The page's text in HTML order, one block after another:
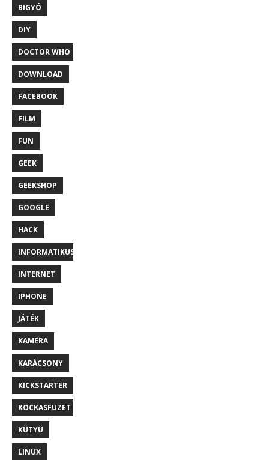
BIGYÓ
DIY
DOCTOR WHO
DOWNLOAD
FACEBOOK
FILM
FUN
GEEK
GEEKSHOP
GOOGLE
HACK
INFORMATIKUS
INTERNET
IPHONE
JÁTÉK
KAMERA
KARÁCSONY
KICKSTARTER
KOCKASFUZET
KÜTYÜ
LINUX